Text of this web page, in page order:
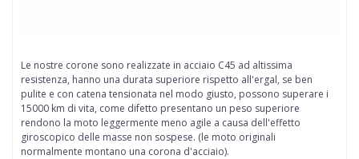
Le nostre corone sono realizzate in acciaio C45 ad altissima
resistenza, hanno una durata superiore rispetto all'ergal, se ben
pulite e con catena tensionata nel modo giusto, possono superare i
15000 km di vita, come difetto presentano un peso superiore
rendono la moto leggermente meno agile a causa dell'effetto
giroscopico delle masse non sospese. (le moto originali
normalmente montano una corona d'acciaio).